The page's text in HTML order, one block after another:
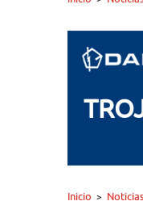
Inicio >